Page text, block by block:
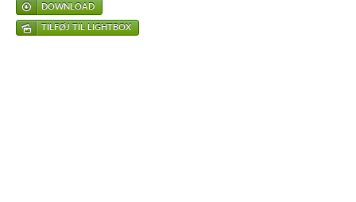
DOWNLOAD
TILFØJ TIL LIGHTBOX